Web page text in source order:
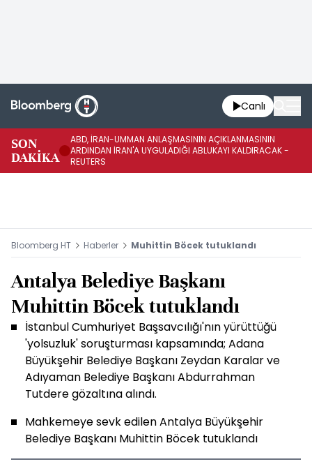
Canlı
SON
DAKİKA
ABD, İRAN-UMMAN ANLAŞMASININ AÇIKLANMASININ
ARDINDAN İRAN'A UYGULADIĞI ABLUKAYI KALDIRACAK -
REUTERS
Bloomberg HT Haberler Muhittin Böcek tutuklandı
Antalya Belediye Başkanı
Muhittin Böcek tutuklandı
İstanbul Cumhuriyet Başsavcılığı'nın yürüttüğü
'yolsuzluk' soruşturması kapsamında; Adana
Büyükşehir Belediye Başkanı Zeydan Karalar ve
Adıyaman Belediye Başkanı Abdurrahman
Tutdere gözaltına alındı.
Mahkemeye sevk edilen Antalya Büyükşehir
Belediye Başkanı Muhittin Böcek tutuklandı